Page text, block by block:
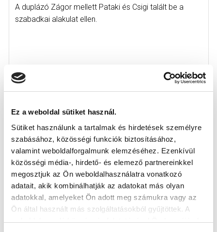
Ez a weboldal sütiket használ.
Sütiket használunk a tartalmak és hirdetések személyre
szabásához, közösségi funkciók biztosításához,
valamint weboldalforgalmunk elemzéséhez. Ezenkívül
közösségi média-, hirdető- és elemező partnereinkkel
megosztjuk az Ön weboldalhasználatra vonatkozó
adatait, akik kombinálhatják az adatokat más olyan
adatokkal, amelyeket Ön adott meg számukra vagy az
Ön által használt más szolgáltatásokból gyűjtöttek. A
weboldalon való böngészés folytatásával Ön hozzájárul a
A duplázó Zágor mellett Pataki és Csigi talált be a
szabadkai alakulat ellen.